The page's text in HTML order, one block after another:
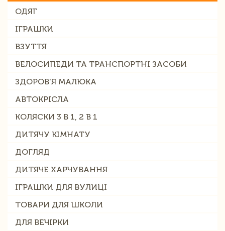
ОДЯГ
ІГРАШКИ
ВЗУТТЯ
ВЕЛОСИПЕДИ ТА ТРАНСПОРТНІ ЗАСОБИ
ЗДОРОВ'Я МАЛЮКА
АВТОКРІСЛА
КОЛЯСКИ 3 В 1, 2 В 1
ДИТЯЧУ КІМНАТУ
ДОГЛЯД
ДИТЯЧЕ ХАРЧУВАННЯ
ІГРАШКИ ДЛЯ ВУЛИЦІ
ТОВАРИ ДЛЯ ШКОЛИ
ДЛЯ ВЕЧІРКИ